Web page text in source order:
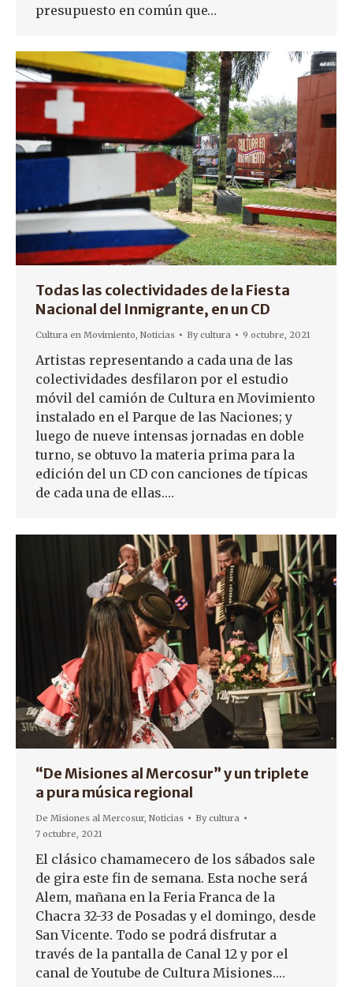
presupuesto en común que…
Todas las colectividades de la Fiesta
Nacional del Inmigrante, en un CD
Cultura en Movimiento, Noticias Bycultura 9 octubre, 2021
Artistas representando a cada una de las
colectividades desfilaron por el estudio
móvil del camión de Cultura en Movimiento
instalado en el Parque de las Naciones; y
luego de nueve intensas jornadas en doble
turno, se obtuvo la materia prima para la
edición del un CD con canciones de típicas
de cada una de ellas.…
“De Misiones al Mercosur” y un triplete
a pura música regional
De Misiones al Mercosur, Noticias Bycultura
7 octubre, 2021
El clásico chamamecero de los sábados sale
de gira este fin de semana. Esta noche será
Alem, mañana en la Feria Franca de la
Chacra 32-33 de Posadas y el domingo, desde
San Vicente. Todo se podrá disfrutar a
través de la pantalla de Canal 12 y por el
canal de Youtube de Cultura Misiones.…